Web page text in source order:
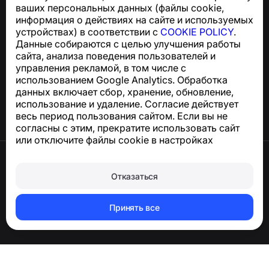
ваших персональных данных (файлы cookie,
информация о действиях на сайте и используемых
устройствах) в соответствии с COOKIE POLICY.
Данные собираются с целью улучшения работы
сайта, анализа поведения пользователей и
управления рекламой, в том числе с
использованием Google Analytics. Обработка
данных включает сбор, хранение, обновление,
использование и удаление. Согласие действует
весь период пользования сайтом. Если вы не
согласны с этим, прекратите использовать сайт
или отключите файлы cookie в настройках
Отказаться
Принять все
support@numbuster.com
Центр поддержки
Новости и статьи
О проекте
Контакты
Удалить аккаунт и персональные данные